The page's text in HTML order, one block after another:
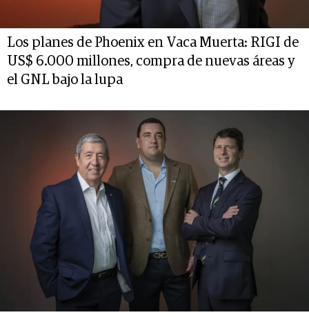
Los planes de Phoenix en Vaca Muerta: RIGI de
US$ 6.000 millones, compra de nuevas áreas y
el GNL bajo la lupa